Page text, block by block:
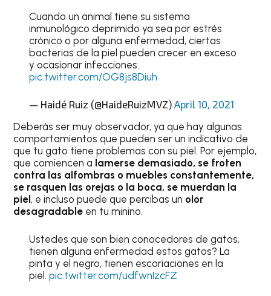
Cuando un animal tiene su sistema
inmunológico deprimido ya sea por estrés
crónico o por alguna enfermedad, ciertas
bacterias de la piel pueden crecer en exceso
y ocasionar infecciones.
pic.twitter.com/OG8js8Diuh
— Haidé Ruiz (@HaideRuizMVZ) April 10, 2021
Deberás ser muy observador, ya que hay algunas
comportamientos que pueden ser un indicativo de
que tu gato tiene problemas con su piel. Por ejemplo,
que comiencen a lamerse demasiado, se froten
contra las alfombras o muebles constantemente,
se rasquen las orejas o la boca, se muerdan la
piel , e incluso puede que percibas un olor
desagradable en tu minino.
Ustedes que son bien conocedores de gatos,
tienen alguna enfermedad estos gatos? La
pinta y el negro, tienen escoriaciones en la
piel. pic.twitter.com/udfwnIzcFZ